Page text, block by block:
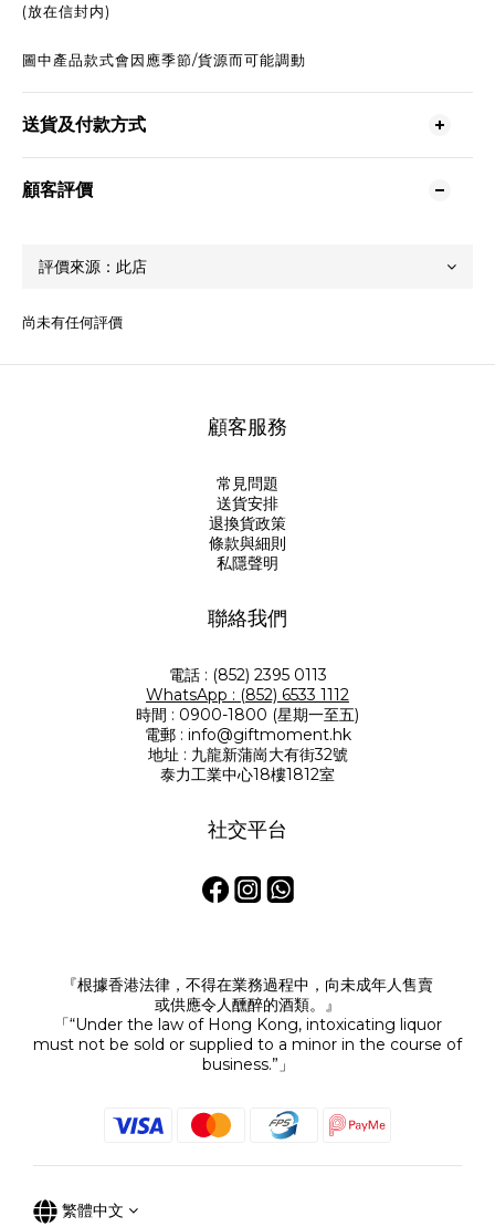
(放在信封内)
圖中產品款式會因應季節/貨源而可能調動
送貨及付款方式
顧客評價
尚未有任何評價
顧客服務
常見問題
送貨安排
退換貨政策
條款與細則
私隱聲明
聯絡我們
電話 : (852) 2395 0113
WhatsApp : (852) 6533 1112
時間 : 0900-1800 (星期一至五)
電郵 : info@giftmoment.hk
地址 : 九龍新蒲崗大有街32號
泰力工業中心18樓1812室
社交平台
『根據香港法律，不得在業務過程中，向未成年人售賣
或供應令人醺醉的酒類。』
「“Under the law of Hong Kong, intoxicating liquor
must not be sold or supplied to a minor in the course of
business.”」
繁體中文